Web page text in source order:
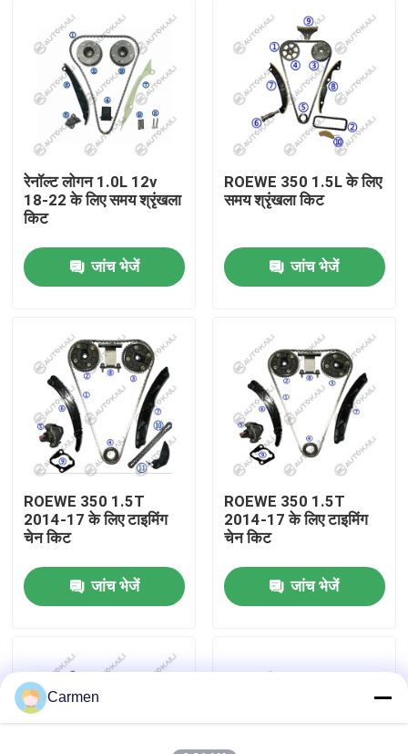
घर
उत्पाद
विडियो
हमारे बारे में
कारखाने का दौरा
गुणवत्ता नियंत्रण
हमसे संपर्क करें
बोली मांगें
रेनॉल्ट लोगन 1.0L 12v
18-22 के लिए समय श्रृंखला
किट
जांच भेजें
ROEWE 350 1.5L के लिए
समय श्रृंखला किट
जांच भेजें
ROEWE 350 1.5T
2014-17 के लिए टाइमिंग
चेन किट
जांच भेजें
ROEWE 350 1.5T
2014-17 के लिए टाइमिंग
चेन किट
जांच भेजें
Carmen